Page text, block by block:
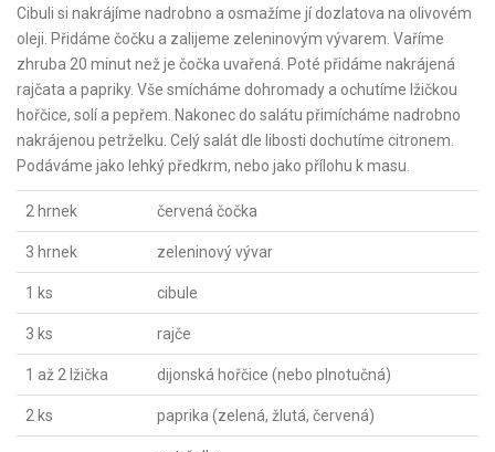
Cibuli si nakrájíme nadrobno a osmažíme jí dozlatova na olivovém
oleji. Přidáme čočku a zalijeme zeleninovým vývarem. Vaříme
zhruba 20 minut než je čočka uvařená. Poté přidáme nakrájená
rajčata a papriky. Vše smícháme dohromady a ochutíme lžičkou
hořčice, solí a pepřem. Nakonec do salátu přimícháme nadrobno
nakrájenou petrželku. Celý salát dle libosti dochutíme citronem.
Podáváme jako lehký předkrm, nebo jako přílohu k masu.
2 hrnek červená čočka
3 hrnek zeleninový vývar
1 ks cibule
3 ks rajče
1 až 2 lžička dijonská hořčice (nebo plnotučná)
2 ks paprika (zelená, žlutá, červená)